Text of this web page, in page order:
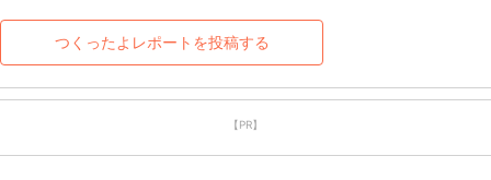
つくったよレポートを投稿する
【PR】